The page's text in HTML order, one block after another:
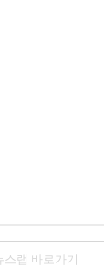
스랩 바로가기